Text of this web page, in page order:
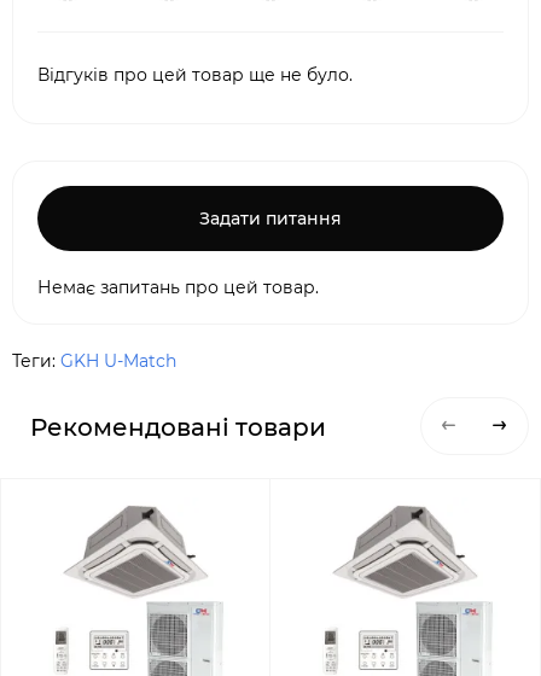
Відгуків про цей товар ще не було.
Задати питання
Немає запитань про цей товар.
Теги: GKH U-Match
Рекомендовані товари